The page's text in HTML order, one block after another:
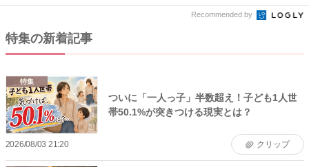
Recommended by
特集の新着記事
特集
ついに「一人っ子」半数超え！子ども1人世
帯50.1%が突きつける現実とは？
2026/08/03 21:20 クリップ